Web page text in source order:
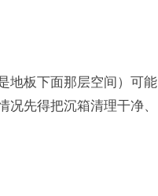
地板下面那层空间）可能
先得把沉箱清理干净、